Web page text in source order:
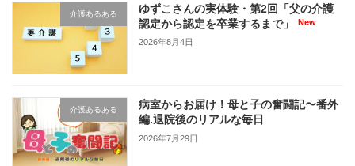
介護あるある
ゆずこさんの実体験・第2回「父の介護
認定から認定を卒業するまで」
2026年8月4日
介護あるある
病室からお届け！母と子の奮闘記〜番外
編.退院後のリアルな毎日
2026年7月29日